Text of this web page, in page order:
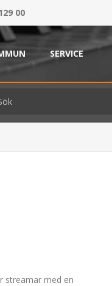
00
SERVICE
streamar med en